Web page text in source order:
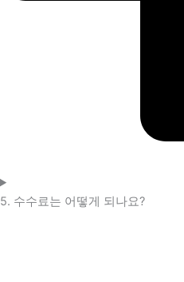
5. 수수료는 어떻게 되나요?